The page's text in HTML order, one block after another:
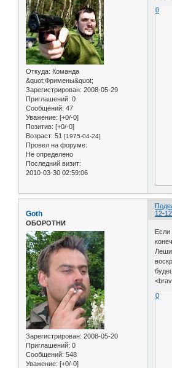
Откуда: Команда
&quot;Фримены&quot;
Зарегистрирован: 2008-05-29
Приглашений: 0
Сообщений: 47
Уважение: [+0/-0]
Позитив: [+0/-0]
Возраст: 51 [1975-04-24]
Провел на форуме:
Не определено
Последний визит:
2010-03-30 02:59:06
0
12-
Goth
ОБОРОТНИ
Зарегистрирован: 2008-05-20
Приглашений: 0
Сообщений: 548
Уважение: [+0/-0]
Если
0